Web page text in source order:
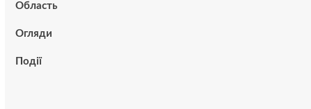
Область
Огляди
Події